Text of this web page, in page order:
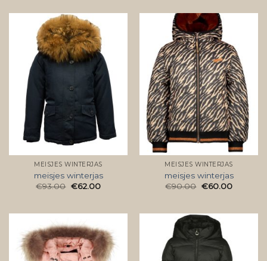
MEISJES WINTERJAS
meisjes winterjas
€93.00 €62.00
MEISJES WINTERJAS
meisjes winterjas
€90.00 €60.00